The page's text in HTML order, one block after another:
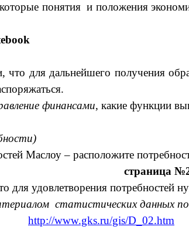
понятия и положения
для дальнейшего получения
финансами, какие функции
Маслоу – расположите
страница
удовлетворения потребностей
статистических данных по
http://www.gks.ru/gis/D_02.htm